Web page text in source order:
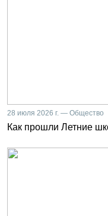
28 июля 2026 г. — Общество
Как прошли Летние